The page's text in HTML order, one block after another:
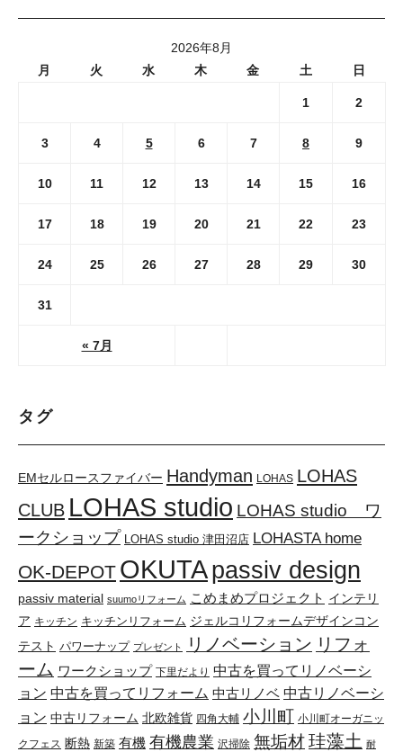
2026年8月
月
火 水 木 金 土 日
« 7月
1 2
3 4 5 6 7 8 9
10 11 12 13 14 15 16
17 18 19 20 21 22 23
24 25 26 27 28 29 30
31
タグ
EMセルロースファイバー Handyman LOHAS LOHAS
CLUB LOHAS studio LOHAS studio ワ
ークショップ LOHAS studio 津田沼店 LOHASTA home
OK-DEPOT OKUTApassiv design
passiv material suumoリフォーム こめまめプロジェクト インテリ
ア キッチン キッチンリフォーム ジェルコリフォームデザインコン
テスト パワーナップ プレゼント リノベーション リフォ
ーム ワークショップ 下里だより 中古を買ってリノベーシ
ョン 中古を買ってリフォーム 中古リノベ 中古リノベーシ
ョン 中古リフォーム 北欧雑貨 四角大輔 小川町 小川町オーガニッ
クフェス 断熱 新築 有機 有機農業 沢掃除 無垢材珪藻土 耐